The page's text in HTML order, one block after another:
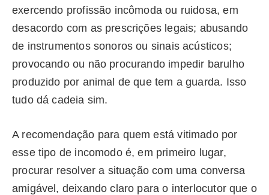
exercendo profissão incômoda ou ruidosa, em
desacordo com as prescrições legais; abusando
de instrumentos sonoros ou sinais acústicos;
provocando ou não procurando impedir barulho
produzido por animal de que tem a guarda. Isso
tudo dá cadeia sim.
A recomendação para quem está vitimado por
esse tipo de incomodo é, em primeiro lugar,
procurar resolver a situação com uma conversa
amigável, deixando claro para o interlocutor que o